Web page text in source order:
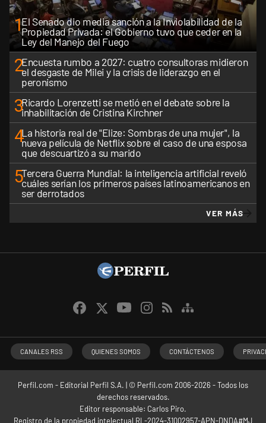
1El Senado dio media sanción a la Inviolabilidad de la
Propiedad Privada: el Gobierno tuvo que ceder en la
Ley del Manejo del Fuego
2Encuesta rumbo a 2027: cuatro consultoras midieron
el desgaste de Milei y la crisis de liderazgo en el
peronismo
3Ricardo Lorenzetti se metió en el debate sobre la
inhabilitación de Cristina Kirchner
4La historia real de "Elize: Sombras de una mujer", la
nueva película de Netflix sobre el caso de una esposa
que descuartizó a su marido
5Tercera Guerra Mundial: la inteligencia artificial reveló
cuáles serían los primeros países latinoamericanos en
ser derrotados
VER MÁS
CANALES RSS QUIENES SOMOS CONTÁCTENOS
Perfil.com - Editorial Perfil S.A. | © Perfil.com 2006-2026 - Todos los
derechos reservados.
Editor responsable: Carlos Piro.
Registro de la propiedad intelectual RL-2024-31002957-APN-DNDA#MJ